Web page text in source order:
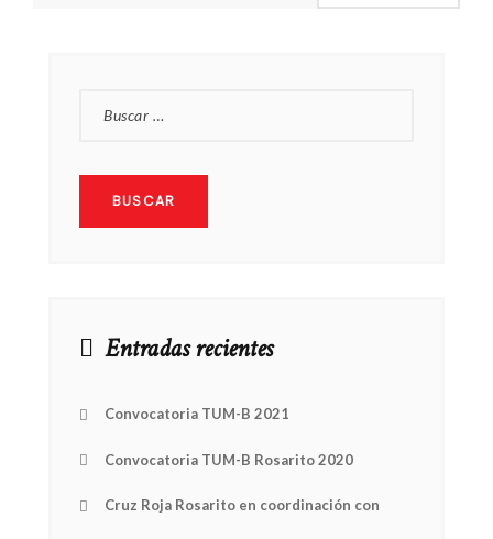
Entradas recientes
Convocatoria TUM-B 2021
Convocatoria TUM-B Rosarito 2020
Cruz Roja Rosarito en coordinación con